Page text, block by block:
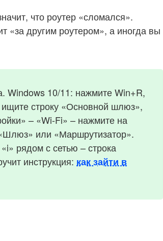
что роутер «сломался».
«за другим роутером», а иногда вы
Windows 10/11: нажмите Win+R,
ищите строку «Основной шлюз»,
– «Wi-Fi» – нажмите на
или «Маршрутизатор».
рядом с сетью – строка
инструкция: как зайти в